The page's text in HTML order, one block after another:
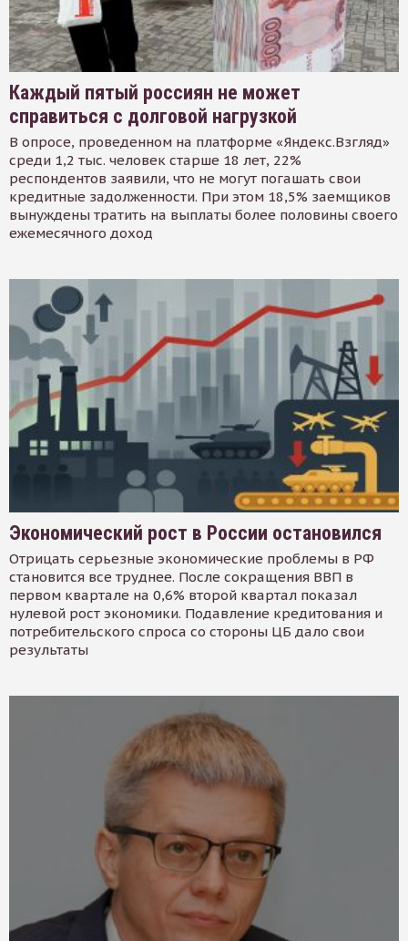
Каждый пятый россиян не может
справиться с долговой нагрузкой
В опросе, проведенном на платформе «Яндекс.Взгляд»
среди 1,2 тыс. человек старше 18 лет, 22%
респондентов заявили, что не могут погашать свои
кредитные задолженности. При этом 18,5% заемщиков
вынуждены тратить на выплаты более половины своего
ежемесячного доход
Экономический рост в России остановился
Отрицать серьезные экономические проблемы в РФ
становится все труднее. После сокращения ВВП в
первом квартале на 0,6% второй квартал показал
нулевой рост экономики. Подавление кредитования и
потребительского спроса со стороны ЦБ дало свои
результаты